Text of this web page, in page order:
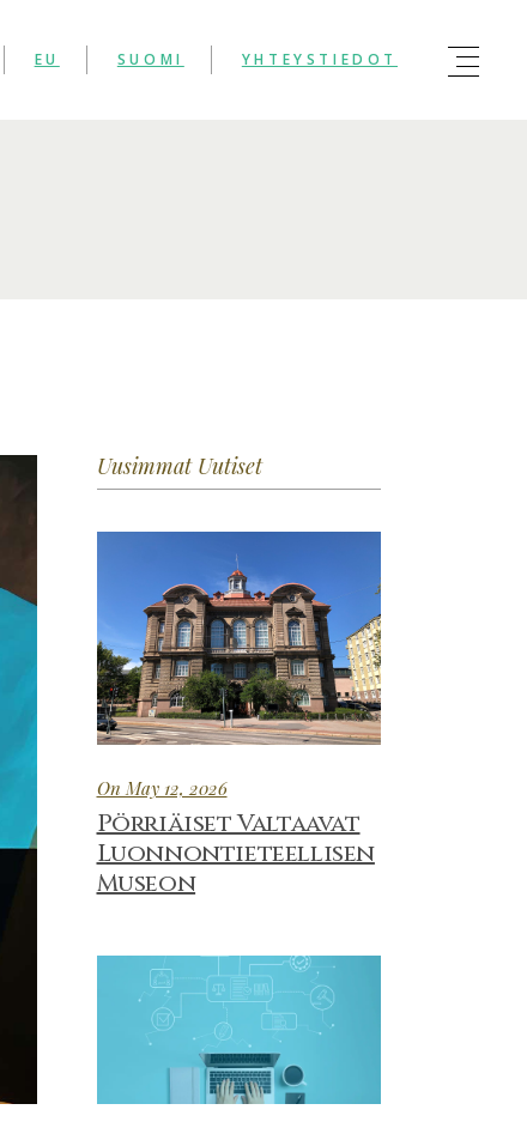
EU SUOMI YHTEYSTIEDOT
Uusimmat Uutiset
On May 12, 2026
Pörriäiset Valtaavat
Luonnontieteellisen
Museon